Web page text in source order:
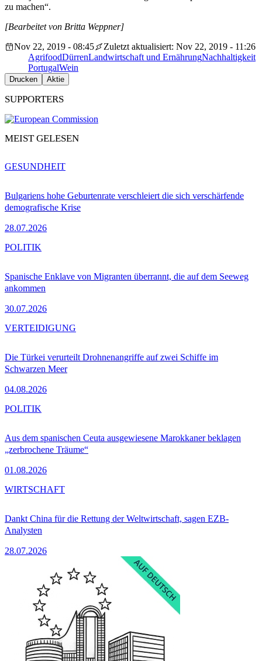
zu machen“.
[Bearbeitet von Britta Weppner]
Nov 22, 2019 - 08:45
Zuletzt aktualisiert: Nov 22, 2019 - 11:26
AgrifoodDürrenLandwirtschaft und ErnährungNachhaltigkeit
PortugalWein
Drucken Aktie
SUPPORTERS
MEIST GELESEN
Bulgariens hohe Geburtenrate verschleiert die sich verschärfende
demografische Krise
28.07.2026
GESUNDHEIT
Spanische Enklave von Migranten überrannt, die auf dem Seeweg
ankommen
30.07.2026
POLITIK
Die Türkei verurteilt Drohnenangriffe auf zwei Schiffe im
Schwarzen Meer
04.08.2026
VERTEIDIGUNG
Aus dem spanischen Ceuta ausgewiesene Marokkaner beklagen
„zerbrochene Träume“
01.08.2026
POLITIK
Dankt China für die Rettung der Weltwirtschaft, sagen EZB-
Analysten
28.07.2026
WIRTSCHAFT